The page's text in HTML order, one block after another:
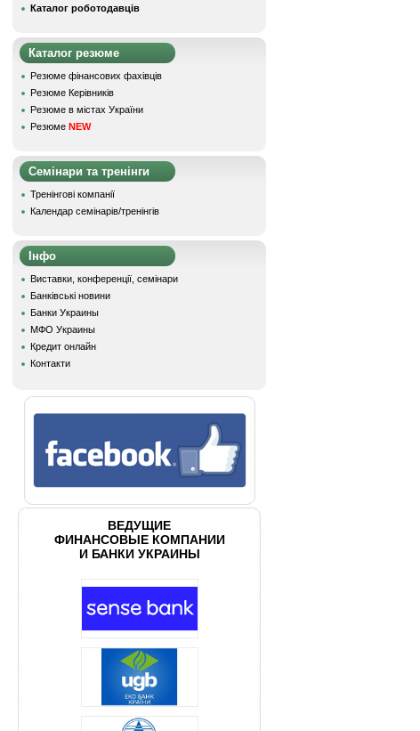
Каталог роботодавців
Каталог резюме
Резюме фінансових фахівців
Резюме Керівників
Резюме в містах України
Резюме NEW
Семінари та тренінги
Тренінгові компанії
Календар семінарів/тренінгів
Інфо
Виставки, конференції, семінари
Банківські новини
Банки Украины
МФО Украины
Кредит онлайн
Контакти
ВЕДУЩИЕ
ФИНАНСОВЫЕ КОМПАНИИ
И БАНКИ УКРАИНЫ